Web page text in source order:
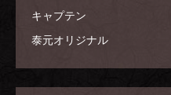
キャプテン
泰元オリジナル